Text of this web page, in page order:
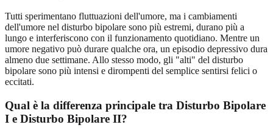
Tutti sperimentano fluttuazioni dell'umore, ma i cambiamenti
dell'umore nel disturbo bipolare sono più estremi, durano più a
lungo e interferiscono con il funzionamento quotidiano. Mentre un
umore negativo può durare qualche ora, un episodio depressivo dura
almeno due settimane. Allo stesso modo, gli "alti" del disturbo
bipolare sono più intensi e dirompenti del semplice sentirsi felici o
eccitati.
Qual è la differenza principale tra Disturbo Bipolare
I e Disturbo Bipolare II?